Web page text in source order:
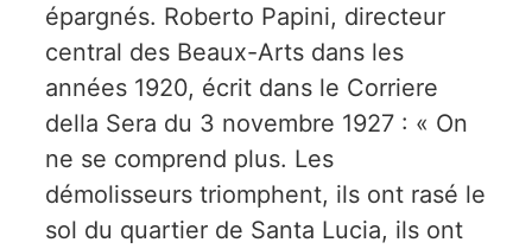
épargnés. Roberto Papini, directeur
central des Beaux-Arts dans les
années 1920, écrit dans le Corriere
della Sera du 3 novembre 1927 : « On
ne se comprend plus. Les
démolisseurs triomphent, ils ont rasé le
sol du quartier de Santa Lucia, ils ont